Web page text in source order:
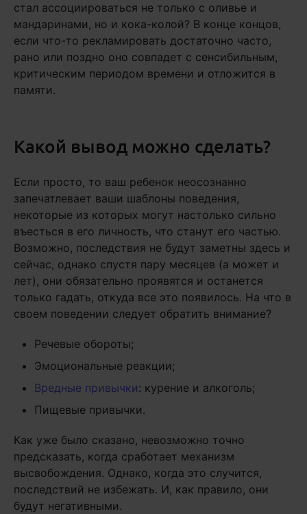
стал ассоциироваться не только с оливье и
мандаринами, но и кока-колой? В конце концов,
если что-то рекламировать достаточно часто,
рано или поздно оно совпадет с сенсибильным,
критическим периодом времени и отложится в
памяти.
Какой вывод можно сделать?
Если просто, то ваш ребенок неосознанно
запечатлевает ваши шаблоны поведения,
некоторые из которых могут настолько сильно
въесться в его личность, что станут его частью.
Возможно, последствия не будут заметны здесь и
сейчас, однако спустя пару месяцев (а может и
лет), они обязательно проявятся и останется
только гадать, откуда все это появилось. На что в
своем поведении следует обратить внимание?
Речевые обороты;
Эмоциональные реакции;
Вредные привычки: курение и алкоголь;
Пищевые привычки.
Как уже было сказано, невозможно точно
предсказать, когда сработает механизм
высвобождения. Однако, когда это случится,
последствий не избежать. И, как правило, они
будут негативными.